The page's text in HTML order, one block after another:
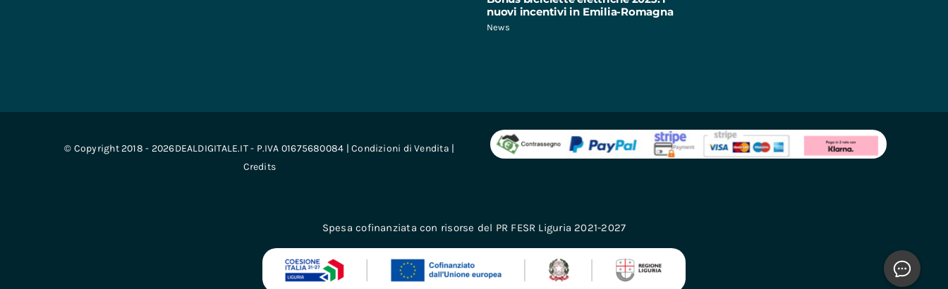
nuovi incentivi in Emilia-Romagna
News
© Copyright 2018 - 2026DEALDIGITALE.IT - P.IVA 01675680084 |Condizioni di Vendita |
Credits
Spesa cofinanziata con risorse del PR FESR Liguria 2021-2027